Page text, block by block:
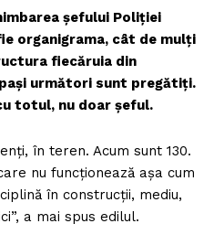
șefului Poliției
organigrama, cât de mulți
fiecăruia din
următori sunt pregătiți.
totul, nu doar șeful.
în teren. Acum sunt 130.
nu funcționează așa cum
în construcții, mediu,
a mai spus edilul.